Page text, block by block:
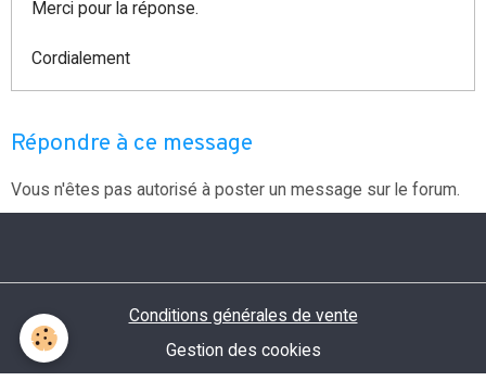
Merci pour la réponse.
Cordialement
Répondre à ce message
Vous n'êtes pas autorisé à poster un message sur le forum.
Conditions générales de vente
Gestion des cookies